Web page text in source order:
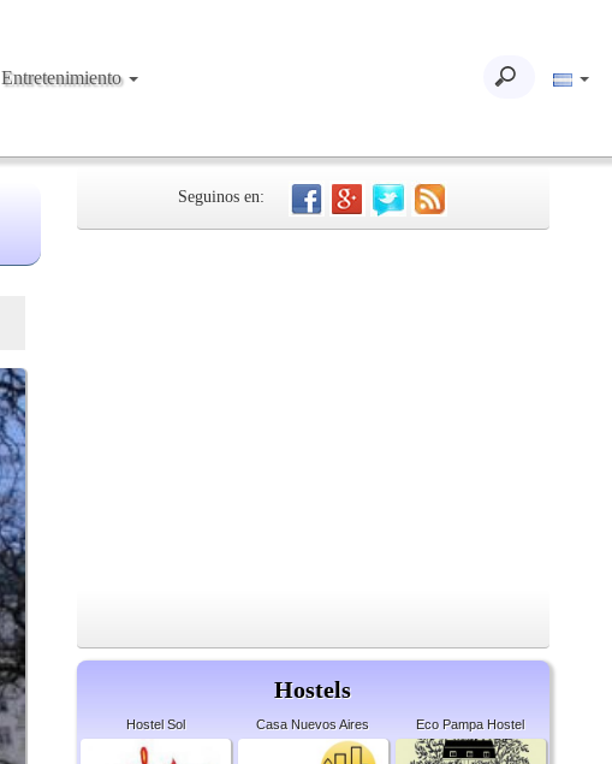
Entretenimiento
Seguinos en:
Hostels
Hostel Sol Casa Nuevos Aires Eco Pampa Hostel